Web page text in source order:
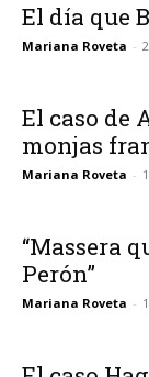
El día que
Mariana Roveta -
El caso de
monjas
Mariana Roveta -
“Massera
Perón”
Mariana Roveta -